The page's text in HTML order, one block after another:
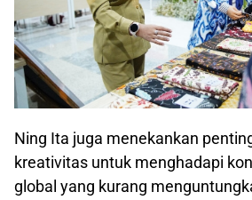
Ning Ita juga menekankan
kreativitas untuk menghadapi
global yang kurang